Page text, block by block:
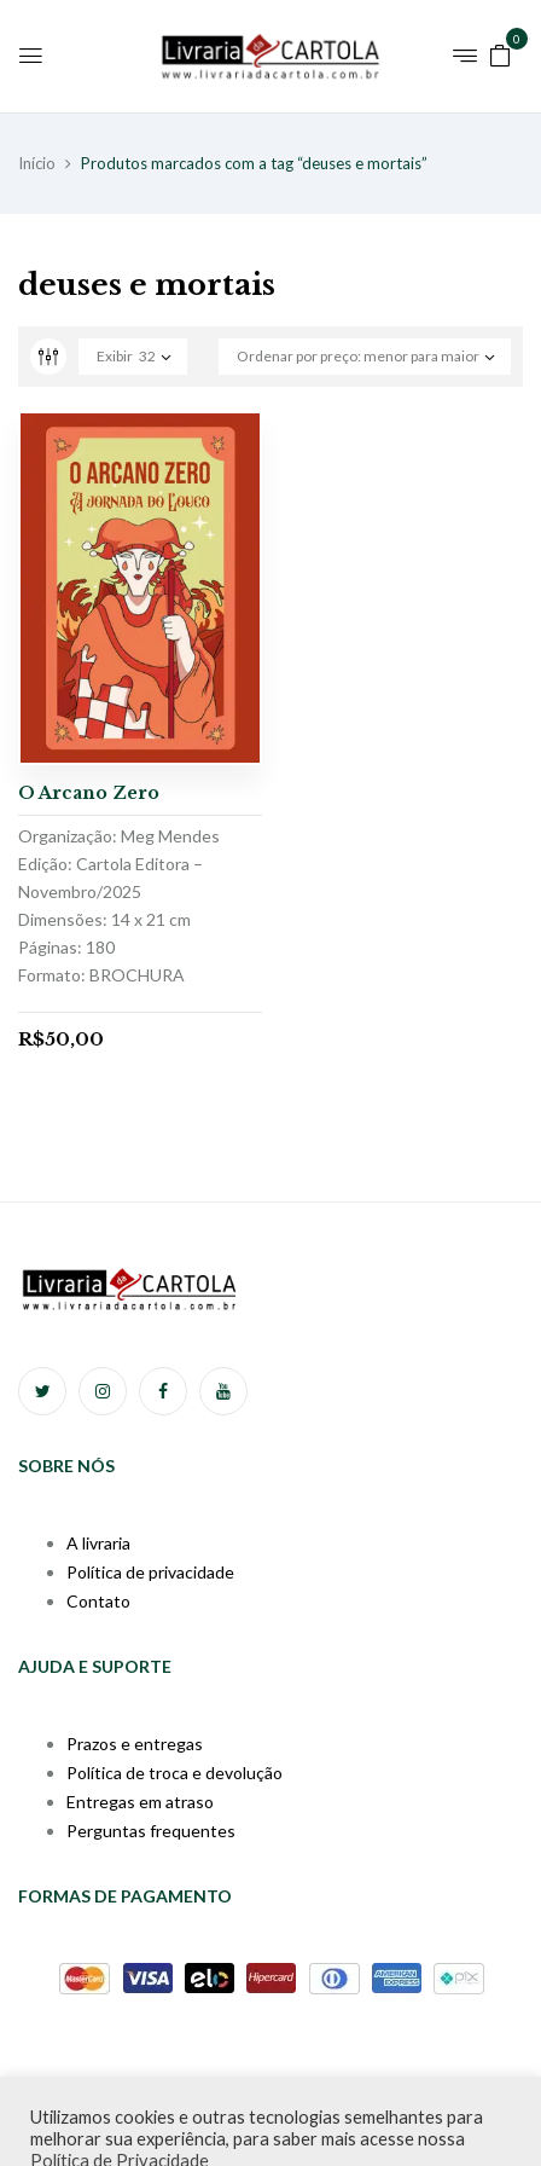
0
Início Produtos marcados com a tag “deuses e mortais”
deuses e mortais
Ordenar por preço: menor para maior
Exibir 32
O Arcano Zero
Organização: Meg Mendes
Edição: Cartola Editora –
Novembro/2025
Dimensões: 14 x 21 cm
Páginas: 180
Formato: BROCHURA
R$50,00
SOBRE NÓS
A livraria
Política de privacidade
Contato
AJUDA E SUPORTE
Prazos e entregas
Política de troca e devolução
Entregas em atraso
Perguntas frequentes
FORMAS DE PAGAMENTO
Livraria da Cartola © Desde 2020 | CNPJ: 31.298.135/0001-09 |
Desenvolvido porPDA Digital
Utilizamos cookies e outras tecnologias semelhantes para
melhorar sua experiência, para saber mais acesse nossa
Política de Privacidade